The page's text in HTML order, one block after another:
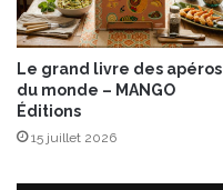
t
e
f
f
e
Le grand livre des apéros
du monde – MANGO
Éditions
15 juillet 2026